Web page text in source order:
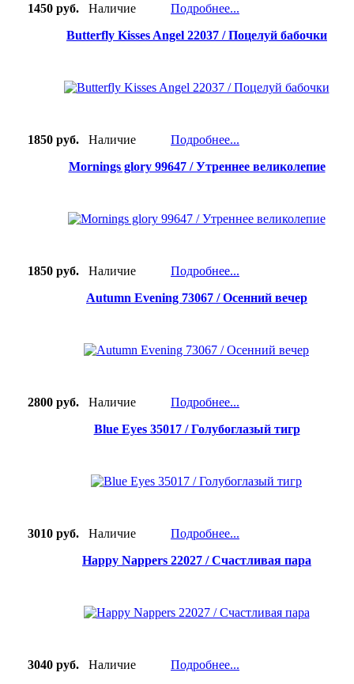
1450 руб. Наличие
Подробнее...
Butterfly Kisses Angel 22037 / Поцелуй бабочки
1850 руб. Наличие
Подробнее...
Mornings glory 99647 / Утреннее великолепие
1850 руб. Наличие
Подробнее...
Autumn Evening 73067 / Осенний вечер
2800 руб. Наличие
Подробнее...
Blue Eyes 35017 / Голубоглазый тигр
3010 руб. Наличие
Подробнее...
Happy Nappers 22027 / Счастливая пара
3040 руб. Наличие
Подробнее...